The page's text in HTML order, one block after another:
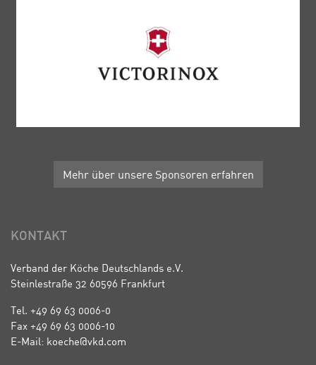
Mehr über unsere Sponsoren erfahren
KONTAKT
Verband der Köche Deutschlands e.V.
Steinlestraße 32 60596 Frankfurt
Tel. +49 69 63 0006-0
Fax +49 69 63 0006-10
E-Mail: koeche@vkd.com